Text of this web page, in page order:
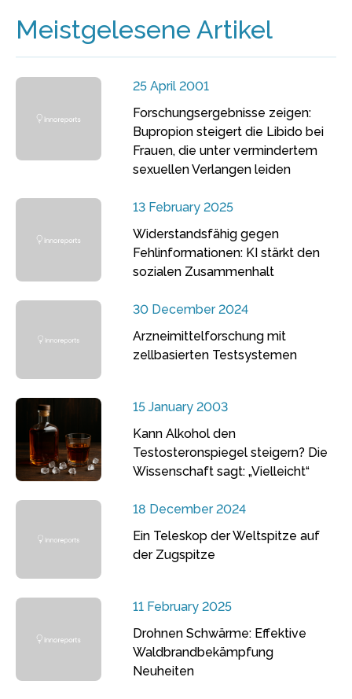
Meistgelesene Artikel
25 April 2001
Forschungsergebnisse zeigen:
Bupropion steigert die Libido bei
Frauen, die unter vermindertem
sexuellen Verlangen leiden
13 February 2025
Widerstandsfähig gegen
Fehlinformationen: KI stärkt den
sozialen Zusammenhalt
30 December 2024
Arzneimittelforschung mit
zellbasierten Testsystemen
15 January 2003
Kann Alkohol den
Testosteronspiegel steigern? Die
Wissenschaft sagt: „Vielleicht“
18 December 2024
Ein Teleskop der Weltspitze auf
der Zugspitze
11 February 2025
Drohnen Schwärme: Effektive
Waldbrandbekämpfung
Neuheiten